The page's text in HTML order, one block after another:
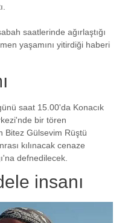
saatlerinde ağırlaştığı
yaşamını yitirdiği haberi
saat 15.00'da Konacık
bir tören
Bitez Gülsevim Rüştü
kılınacak cenaze
defnedilecek.
insanı